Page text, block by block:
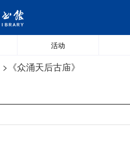
活动
>《众涌天后古庙》